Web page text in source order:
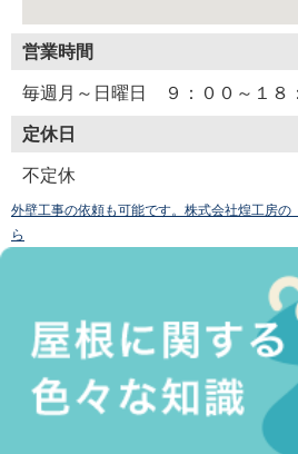
営業時間
毎週月～日曜日 ９：００～１８
定休日
不定休
外壁工事の依頼も可能です。株式会社煌工房の
ら